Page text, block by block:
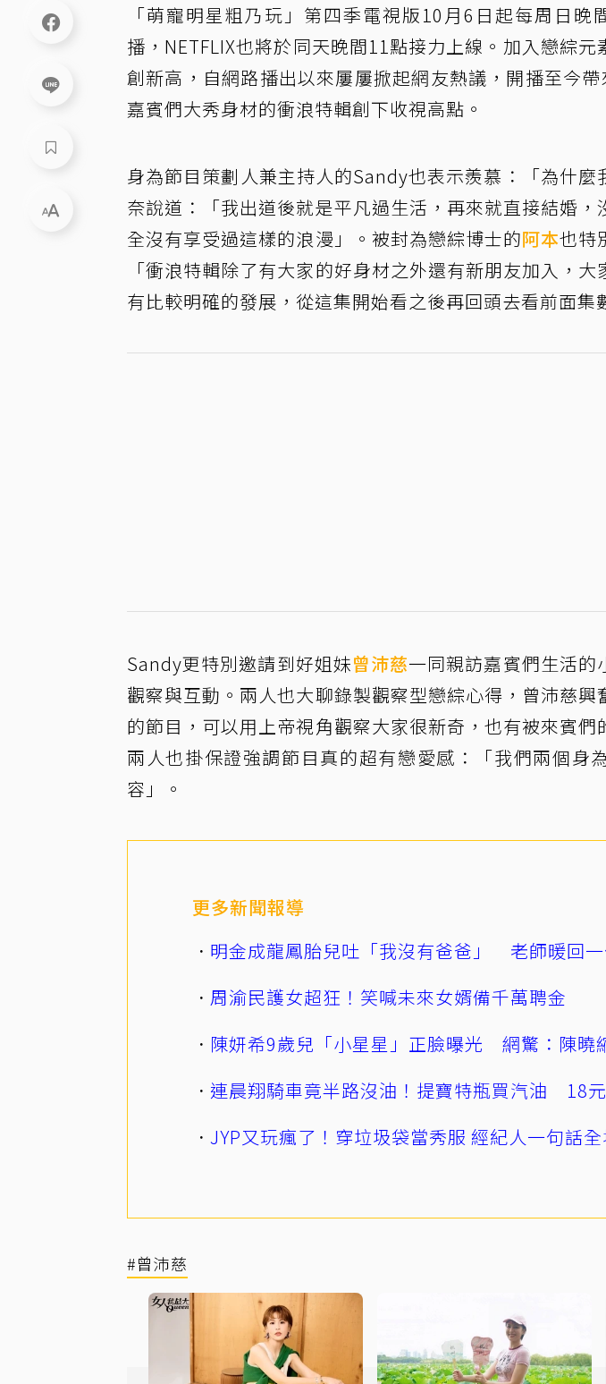
「萌寵明星粗乃玩」第四季電視版10月6日起每周日晚
播，NETFLIX也將於同天晚間11點接力上線。加入戀綜
創新高，自網路播出以來屢屢掀起網友熱議，開播至今
嘉賓們大秀身材的衝浪特輯創下收視高點。
身為節目策劃人兼主持人的Sandy也表示羨慕：「為什麼
奈說道：「我出道後就是平凡過生活，再來就直接結婚
全沒有享受過這樣的浪漫」。被封為戀綜博士的阿本也特
「衝浪特輯除了有大家的好身材之外還有新朋友加入，
有比較明確的發展，從這集開始看之後再回頭去看前面集
Sandy更特別邀請到好姐妹曾沛慈一同親訪嘉賓們生活的
觀察與互動。兩人也大聊錄製觀察型戀綜心得，曾沛慈
的節目，可以用上帝視角觀察大家很新奇，也有被來賓們
兩人也掛保證強調節目真的超有戀愛感：「我們兩個身
容」。
更多新聞報導
明金成龍鳳胎兒吐「我沒有爸爸」 老師暖回
周渝民護女超狂！笑喊未來女婿備千萬聘金
陳妍希9歲兒「小星星」正臉曝光 網驚：陳曉
連晨翔騎車竟半路沒油！提寶特瓶買汽油 18
JYP又玩瘋了！穿垃圾袋當秀服 經紀人一句話
#曾沛慈